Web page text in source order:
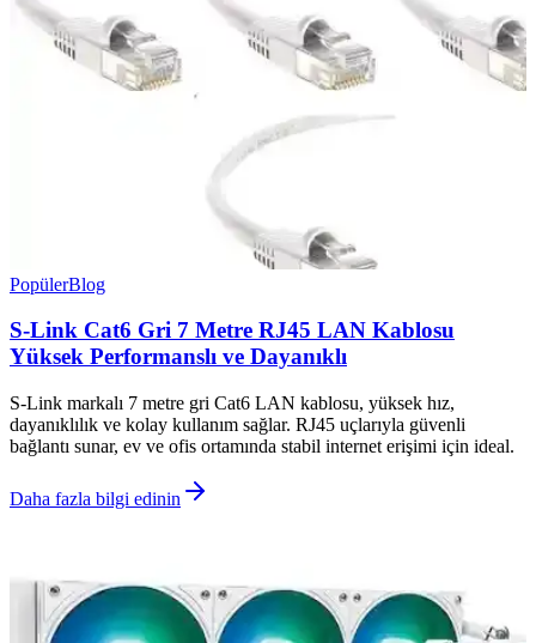
PopülerBlog
S-Link Cat6 Gri 7 Metre RJ45 LAN Kablosu
Yüksek Performanslı ve Dayanıklı
S-Link markalı 7 metre gri Cat6 LAN kablosu, yüksek hız,
dayanıklılık ve kolay kullanım sağlar. RJ45 uçlarıyla güvenli
bağlantı sunar, ev ve ofis ortamında stabil internet erişimi için ideal.
Daha fazla bilgi edinin